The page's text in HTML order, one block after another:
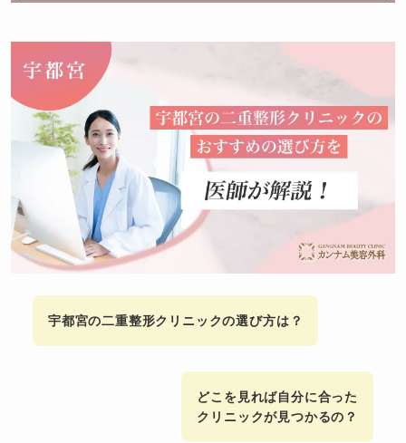
宇都宮の二重整形クリニックの選び方は？
どこを見れば自分に合った
クリニックが見つかるの？